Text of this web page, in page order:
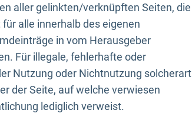
aller gelinkten/verknüpften Seiten, die
alle innerhalb des eigenen
in vom Herausgeber
Für illegale, fehlerhafte oder
Nutzung oder Nichtnutzung solcherart
der Seite, auf welche verwiesen
lediglich verweist.